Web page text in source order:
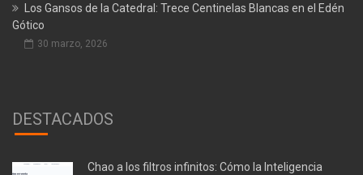
Los Gansos de la Catedral: Trece Centinelas Blancas en el Edén
Gótico
30 marzo, 2026
DESTACADOS
Chao a los filtros infinitos: Cómo la Inteligencia